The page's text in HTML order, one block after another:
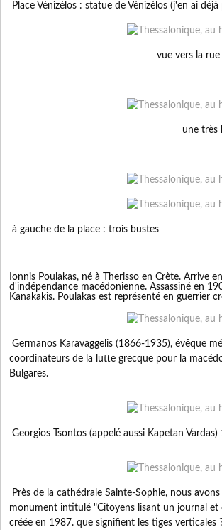
Place Vénizélos : statue de Vénizélos (j'en ai déjà
vue vers la
une très
à gauche de la place : trois bustes
Ionnis Poulakas, né à Therisso en Crète. Arrive
d'indépendance macédonienne. Assassiné en
Kanakakis. Poulakas est représenté en guerrier
Germanos Karavaggelis (1866-1935), évêque
coordinateurs de la lutte grecque pour la
Bulgares.
Georgios Tsontos (appelé aussi Kapetan
Près de la cathédrale Sainte-Sophie, nous
monument intitulé "Citoyens lisant un journal
créée en 1987. que signifient les tiges verticales